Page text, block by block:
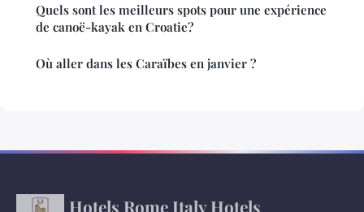
Quels sont les meilleurs spots pour une expérience
de canoë-kayak en Croatie?
Où aller dans les Caraïbes en janvier ?
Hotels Rome Italy Hotels